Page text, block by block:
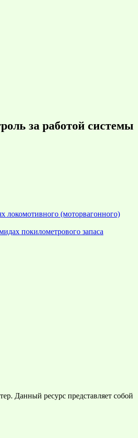
за работой системы
локомотивного (моторвагонного)
покилометрового запаса
Данный ресурс представляет собой